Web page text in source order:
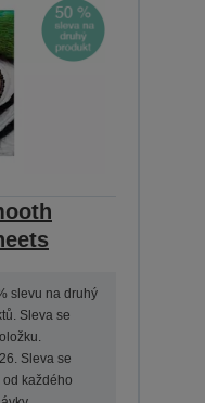
slevu na druhý
Sleva se
Sleva se
každého